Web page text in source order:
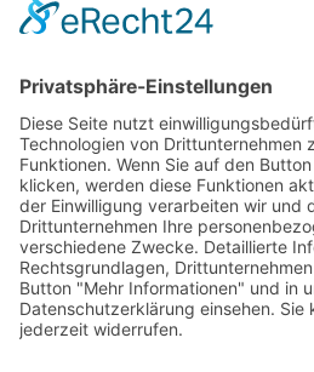
Spendenprojekte
Kontakt
Postanschrift
Traumkatzen e.V.
Kasernstr. 35
89231 Neu-Ulm